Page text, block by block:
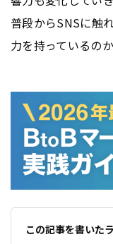
普段からSNSに触
力を持っているの
この記事を書いた